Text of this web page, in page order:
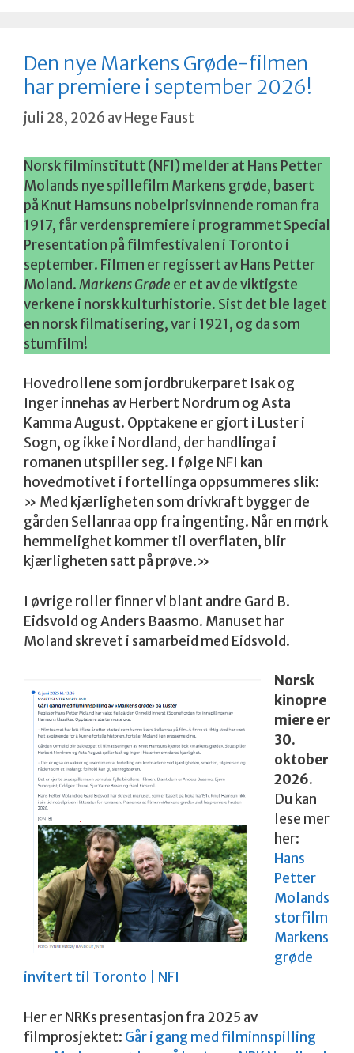
Den nye Markens Grøde-filmen
har premiere i september 2026!
juli 28, 2026 avHege Faust
Norsk filminstitutt (NFI) melder at Hans Petter
Molands nye spillefilm Markens grøde, basert
på Knut Hamsuns nobelprisvinnende roman fra
1917, får verdenspremiere i programmet Special
Presentation på filmfestivalen i Toronto i
september. Filmen er regissert av Hans Petter
Moland.Markens Grøde er et av de viktigste
verkene i norsk kulturhistorie. Sist det ble laget
en norsk filmatisering, var i 1921, og da som
stumfilm!
Hovedrollene som jordbrukerparet Isak og
Inger innehas av Herbert Nordrum og Asta
Kamma August. Opptakene er gjort i Luster i
Sogn, og ikke i Nordland, der handlinga i
romanen utspiller seg. I følge NFI kan
hovedmotivet i fortellinga oppsummeres slik:
» Med kjærligheten som drivkraft bygger de
gården Sellanraa opp fra ingenting. Når en mørk
hemmelighet kommer til overflaten, blir
kjærligheten satt på prøve.»
I øvrige roller finner vi blant andre Gard B.
Eidsvold og Anders Baasmo. Manuset har
Moland skrevet i samarbeid med Eidsvold.
Norsk
kinopre
miere er
30.
oktober
2026.
Du kan
lese mer
her:
Hans
Petter
Molands
storfilm
Markens
grøde
invitert til Toronto | NFI
Her er NRKs presentasjon fra 2025 av
filmprosjektet: Går i gang med filminnspilling